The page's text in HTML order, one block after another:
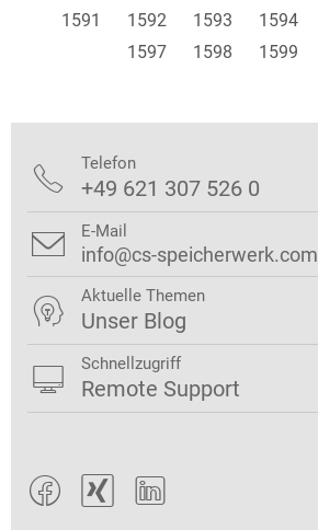
1591
1592 1593 1594
1597
1598 1599
  
 Telefon
+49 621 307 526 0
 E-Mail
info@cs-speicherwerk.com
 Aktuelle Themen
Unser Blog
 Schnellzugriff
Remote Support